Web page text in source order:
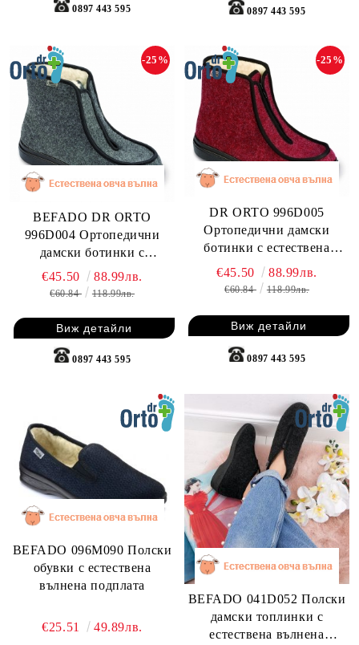
0897 443 595 0897 443 595
BEFADO DR ORTO
996D004 Ортопедични
дамски ботинки с
естествена вълна, сиви
-25%
€45.50 88.99лв.
€60.84 118.99лв.
Виж детайли
0897 443 595
DR ORTO 996D005
Ортопедични дамски
ботинки с естествена
вълна, бордо
-25%
€45.50 88.99лв.
€60.84 118.99лв.
Виж детайли
0897 443 595
BEFADO 096M090 Полски
обувки с естествена
вълнена подплата
€25.51 49.89лв.
BEFADO 041D052 Полски
дамски топлинки с
естествена вълнена